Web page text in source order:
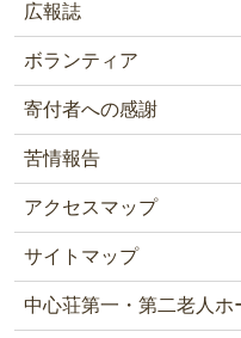
広報誌
ボランティア
寄付者への感謝
苦情報告
アクセスマップ
サイトマップ
中心荘第一・第二老人ホ